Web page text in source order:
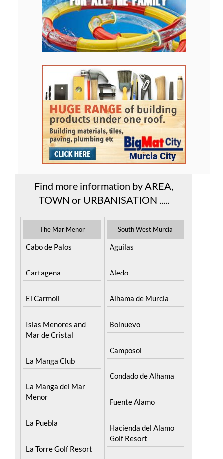
Find more information by AREA,
TOWN or URBANISATION .....
The Mar Menor
Cabo de Palos
Cartagena
El Carmoli
Islas Menores and
Mar de Cristal
La Manga Club
La Manga del Mar
Menor
La Puebla
La Torre Golf Resort
South West Murcia
Aguilas
Aledo
Alhama de Murcia
Bolnuevo
Camposol
Condado de Alhama
Fuente Alamo
Hacienda del Alamo
Golf Resort